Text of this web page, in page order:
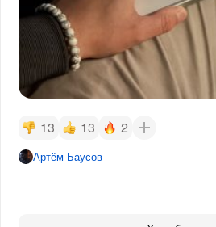
13 13 2
Артём Баусов